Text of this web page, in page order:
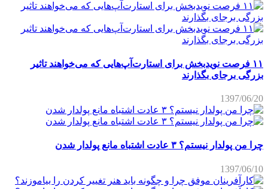
۱۱ فرصت نویدبخش برای استارت‌آپ‌هایی که می‌خواهند تاثیر
بزرگی برجای بگذارند
1397/06/20
چرا من پولدار نیستم؟ ۳ عادت اشتباه مانع پولدار شدن
1397/06/10